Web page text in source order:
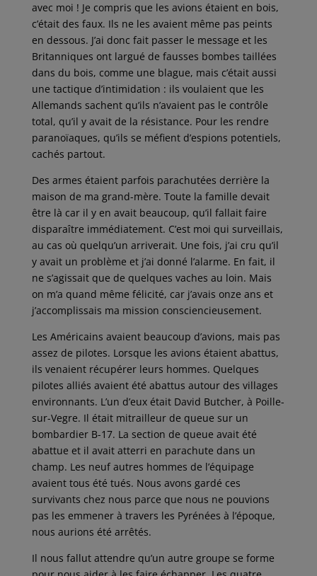
avec moi ! Je compris que les avions étaient en bois,
c’était des faux. Ils ne les avaient même pas peints
en dessous. J’ai donc fait passer le message et les
Britanniques ont largué de fausses bombes taillées
dans du bois, comme une blague, mais c’était aussi
une tactique d’intimidation : ils voulaient que les
Allemands sachent qu’ils n’avaient pas le contrôle
total, qu’il y avait de la résistance. Pour les rendre
paranoïaques, qu’ils se méfient d’espions potentiels,
cachés partout.
Des armes étaient parfois parachutées derrière la
maison de ma grand-mère. Toute la famille devait
être là car il y en avait beaucoup, qu’il fallait faire
disparaître immédiatement. C’est moi qui surveillais,
au cas où quelqu’un arriverait. Une fois, j’ai cru qu’il
y avait un problème et j’ai donné l’alarme. En fait, il
ne s’agissait que de quelques vaches au loin. Mais
on m’a quand même félicité, car j’avais onze ans et
j’accomplissais ma mission consciencieusement.
Les Américains avaient beaucoup d’avions, mais pas
assez de pilotes. Lorsque les avions étaient abattus,
ils venaient récupérer leurs hommes. Quelques
pilotes alliés avaient été abattus autour des villages
environnants. L’un d’eux était David Butcher, à Poille-
sur-Vegre. Il était mitrailleur de queue sur un
bombardier B-17. La section de queue avait été
abattue et il avait atterri en parachute dans un
champ. Les neuf autres hommes de l’équipage
avaient tous été tués. Nous avons gardé ces
survivants chez nous parce que nous ne pouvions
pas les emmener à travers les Pyrénées à l’époque,
nous aurions été arrêtés.
Il nous fallut attendre qu’un autre groupe se forme